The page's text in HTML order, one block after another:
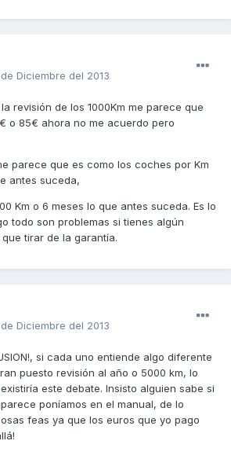
Diciembre del 2013
revisión de los 1000Km me parece que
o 85€ ahora no me acuerdo pero
parece que es como los coches por Km
antes suceda,
Km o 6 meses lo que antes suceda. Es lo
todo son problemas si tienes algún
tirar de la garantía.
Diciembre del 2013
si cada uno entiende algo diferente
puesto revisión al año o 5000 km, lo
este debate. Insisto alguien sabe si
poníamos en el manual, de lo
feas ya que los euros que yo pago